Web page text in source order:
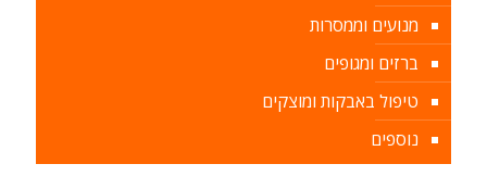
מנועים וממסרות
ברזים ומגופים
טיפול באבקות ומוצקים
נוספים